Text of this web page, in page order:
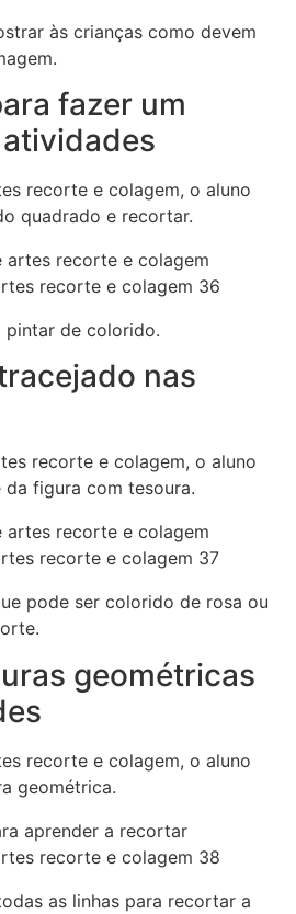
às crianças como devem
fazer um
recorte e colagem, o aluno
quadrado e recortar.
recorte e colagem 36
pintar de colorido.
nas
recorte e colagem, o aluno
figura com tesoura.
recorte e colagem 37
pode ser colorido de rosa ou
geométricas
recorte e colagem, o aluno
geométrica.
recorte e colagem 38
as linhas para recortar a